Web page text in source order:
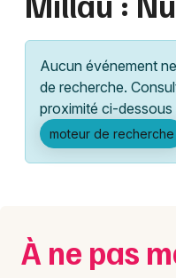
Grands événements
Activité &
Manifestations
Spectacles
Lille
Lyon
Marseille
Nantes
Aucun événement
de recherche.
proximité ci-
moteur de recherche
À ne pas
Partout
Près de moi
Quand ?